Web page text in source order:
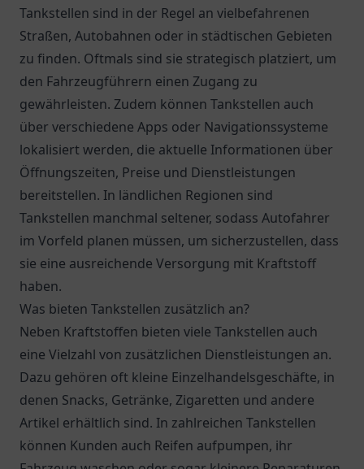
Tankstellen sind in der Regel an vielbefahrenen
Straßen, Autobahnen oder in städtischen Gebieten
zu finden. Oftmals sind sie strategisch platziert, um
den Fahrzeugführern einen Zugang zu
gewährleisten. Zudem können Tankstellen auch
über verschiedene Apps oder Navigationssysteme
lokalisiert werden, die aktuelle Informationen über
Öffnungszeiten, Preise und Dienstleistungen
bereitstellen. In ländlichen Regionen sind
Tankstellen manchmal seltener, sodass Autofahrer
im Vorfeld planen müssen, um sicherzustellen, dass
sie eine ausreichende Versorgung mit Kraftstoff
haben.
Was bieten Tankstellen zusätzlich an?
Neben Kraftstoffen bieten viele Tankstellen auch
eine Vielzahl von zusätzlichen Dienstleistungen an.
Dazu gehören oft kleine Einzelhandelsgeschäfte, in
denen Snacks, Getränke, Zigaretten und andere
Artikel erhältlich sind. In zahlreichen Tankstellen
können Kunden auch Reifen aufpumpen, ihr